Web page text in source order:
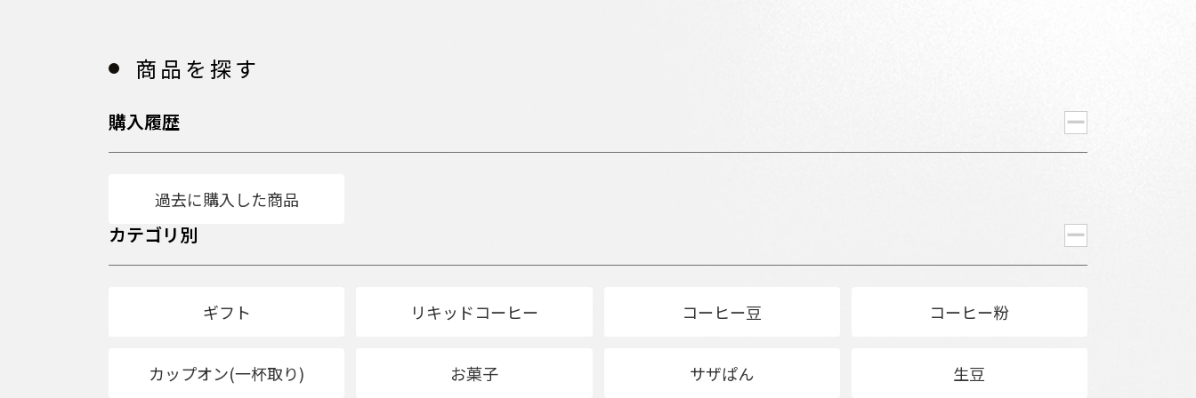
商品を探す
購入履歴
過去に購入した商品
カテゴリ別
ギフト リキッドコーヒー コーヒー豆 コーヒー粉
カップオン(一杯取り) お菓子 サザぱん 生豆